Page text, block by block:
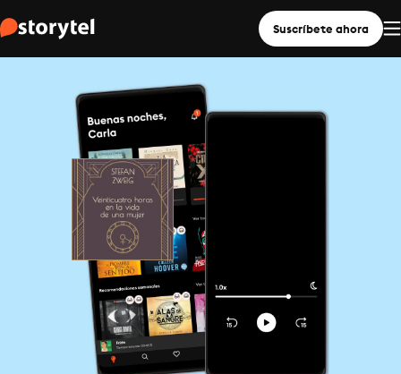
Suscríbete ahora